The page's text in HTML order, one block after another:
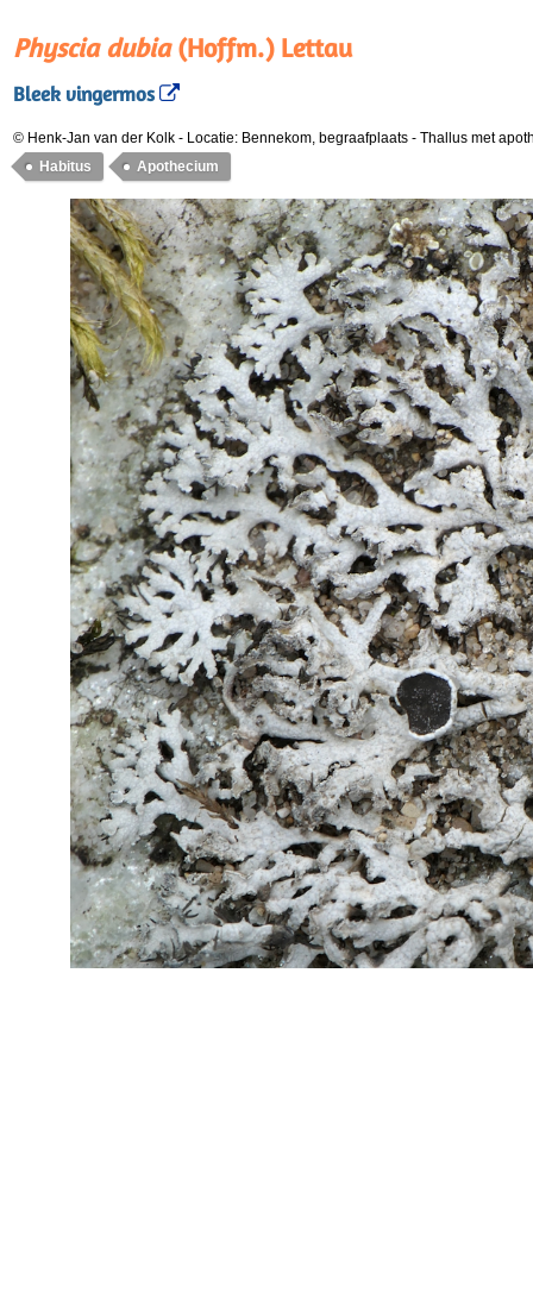
Physcia dubia(Hoffm.) Lettau
Bleek vingermos
© Henk-Jan van der Kolk - Locatie: Bennekom, begraafplaats - Thallus met
Habitus
Apothecium